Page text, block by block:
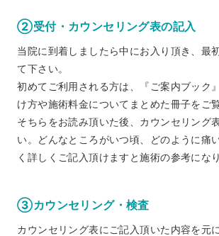
②受付・カウンセリング表の記入
当院に到着しましたら中にお入り頂き、最
て下さい。
初めてご利用される方は、『ご案内ブック
け方や施術料金についてまとめた冊子をご
そちらをお読み頂いた後、カウンセリング
い。どんなところがいつ頃、どのように痛
く詳しくご記入頂けますと施術の参考にな
③カウンセリング・検査
カウンセリング表にご記入頂いた内容を元